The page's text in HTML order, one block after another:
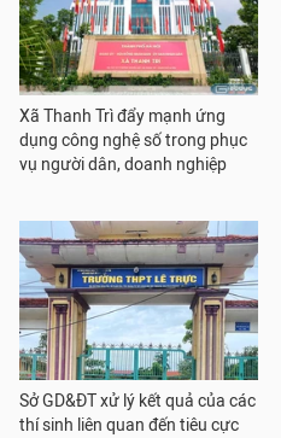
Xã Thanh Trì đẩy mạnh ứng
dụng công nghệ số trong phục
vụ người dân, doanh nghiệp
Sở GD&ĐT xử lý kết quả của các
thí sinh liên quan đến tiêu cực